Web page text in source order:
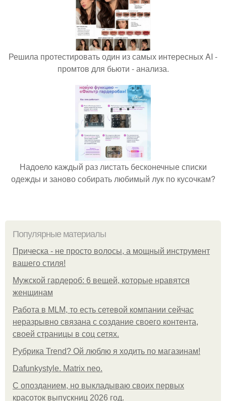
Решила протестировать один из самых интересных AI -
промтов для бьюти - анализа.
Надоело каждый раз листать бесконечные списки
одежды и заново собирать любимый лук по кусочкам?
Популярные материалы
Прическа - не просто волосы, а мощный инструмент
вашего стиля!
Мужской гардероб: 6 вещей, которые нравятся
женщинам
Работа в MLM, то есть сетевой компании сейчас
неразрывно связана с создание своего контента,
своей страницы в соц сетях.
Рубрика Trend? Ой люблю я ходить по магазинам!
Dafunkystyle. Matrix neo.
С опозданием, но выкладываю своих первых
красоток выпускниц 2026 год.